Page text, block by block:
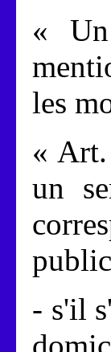
«
les
«
un
- s'il